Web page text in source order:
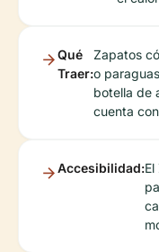
Qué
Traer:
Zapatos
o
botella de
cuenta
Accesibilidad: